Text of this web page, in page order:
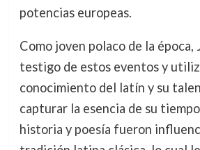
potencias europeas.
Como joven polaco de la
testigo de estos eventos y
conocimiento del latín y su
capturar la esencia de su
historia y poesía fueron